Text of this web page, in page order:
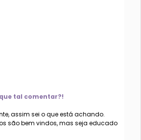
tal comentar?!
assim sei o que está achando.
são bem vindos, mas seja educado